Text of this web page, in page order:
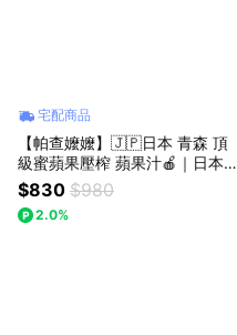
宅配商品
【帕查嬤嬤】🇯🇵日本 青森 頂
級蜜蘋果壓榨 蘋果汁🍎｜日本蘋
果汁禮盒
$830 $980
2.0%